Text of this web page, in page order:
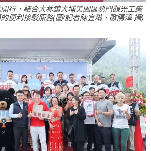
行，結合大林鎮大埔美園區熱門觀光工廠
便利接駁服務(圖/記者陳宜琳、歐陽漳 攝)